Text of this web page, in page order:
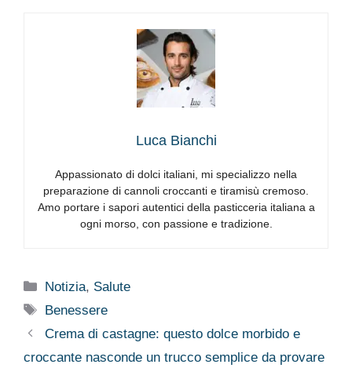
Luca Bianchi
Appassionato di dolci italiani, mi specializzo nella
preparazione di cannoli croccanti e tiramisù cremoso.
Amo portare i sapori autentici della pasticceria italiana a
ogni morso, con passione e tradizione.
Categorie
Notizia, Salute
Tag
Benessere
Crema di castagne: questo dolce morbido e
croccante nasconde un trucco semplice da provare